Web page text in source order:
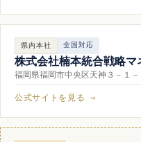
県内本社 全国対応
株式会社楠本統合戦略マ
福岡県福岡市中央区天神３－１
公式サイトを見る →